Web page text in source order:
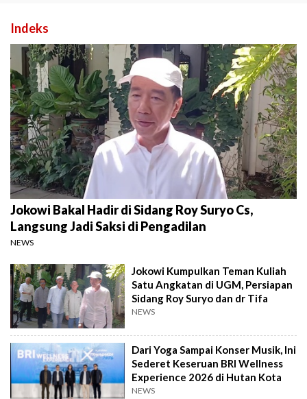
Indeks
Jokowi Bakal Hadir di Sidang Roy Suryo Cs,
Langsung Jadi Saksi di Pengadilan
NEWS
Jokowi Kumpulkan Teman Kuliah
Satu Angkatan di UGM, Persiapan
Sidang Roy Suryo dan dr Tifa
NEWS
Dari Yoga Sampai Konser Musik, Ini
Sederet Keseruan BRI Wellness
Experience 2026 di Hutan Kota
NEWS